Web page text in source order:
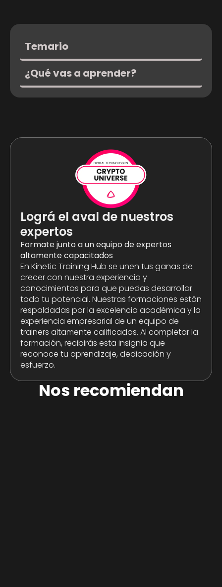
Temario
¿Qué vas a aprender?
Lográ el aval de nuestros
expertos
Formate junto a un equipo de expertos
altamente capacitados
En Kinetic Training Hub se unen tus ganas de
crecer con nuestra experiencia y
conocimientos para que puedas desarrollar
todo tu potencial. Nuestras formaciones están
respaldadas por la excelencia académica y la
experiencia empresarial de un equipo de
trainers altamente calificados. Al completar la
formación, recibirás esta insignia que
reconoce tu aprendizaje, dedicación y
esfuerzo.
Nos recomiendan